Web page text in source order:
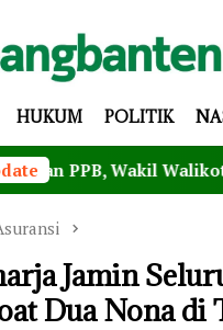
HUKUM POLITIK
Walikota
Jamin
Dua Nona